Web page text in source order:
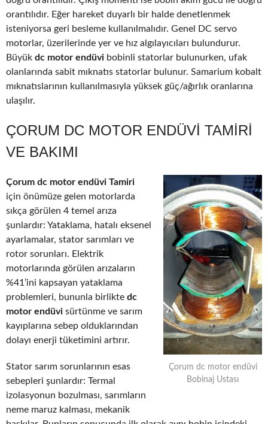
orantılıdır. Eğer hareket duyarlı bir halde denetlenmek
isteniyorsa geri besleme kullanılmalıdır. Genel DC servo
motorlar, üzerilerinde yer ve hız algılayıcıları bulundurur.
Büyük dc motor endüvi bobinli statorlar bulunurken, ufak
olanlarında sabit mıknatıs statorlar bulunur. Samarium kobalt
mıknatıslarının kullanılmasıyla yüksek güç/ağırlık oranlarına
ulaşılır.
ÇORUM DC MOTOR ENDÜVI TAMIRI
VE BAKIMI
Çorum dc motor endüvi
Bobinaj Ustası
Çorum dc motor endüvi Tamiri
için önümüze gelen motorlarda
sıkça görülen 4 temel arıza
şunlardır: Yataklama, hatalı eksenel
ayarlamalar, stator sarımları ve
rotor sorunları. Elektrik
motorlarında görülen arızaların
%41’ini kapsayan yataklama
problemleri, bununla birlikte dc
motor endüvi sürtünme ve sarım
kayıplarına sebep olduklarından
dolayı enerji tüketimini artırır.
Stator sarım sorunlarının esas
sebepleri şunlardır: Termal
izolasyonun bozulması, sarımların
neme maruz kalması, mekanik